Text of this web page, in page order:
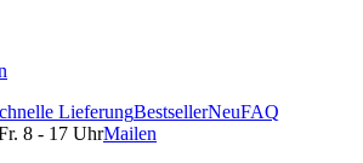
LieferungBestsellerNeuFAQ
8 - 17 UhrMailen